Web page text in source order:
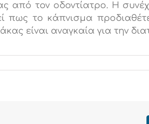
από τον οδοντίατρο. Η
το κάπνισμα
είναι αναγκαία για την